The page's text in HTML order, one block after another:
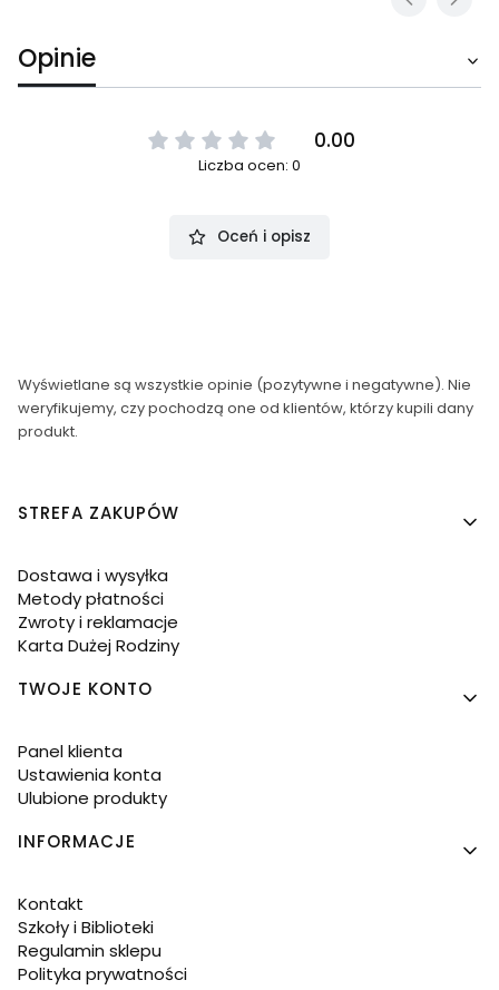
Opinie
0.00
Liczba ocen: 0
Oceń i opisz
Wyświetlane są wszystkie opinie (pozytywne i negatywne). Nie
weryfikujemy, czy pochodzą one od klientów, którzy kupili dany
produkt.
Linki w stopce
STREFA ZAKUPÓW
Dostawa i wysyłka
Metody płatności
Zwroty i reklamacje
Karta Dużej Rodziny
TWOJE KONTO
Panel klienta
Ustawienia konta
Ulubione produkty
INFORMACJE
Kontakt
Szkoły i Biblioteki
Regulamin sklepu
Polityka prywatności